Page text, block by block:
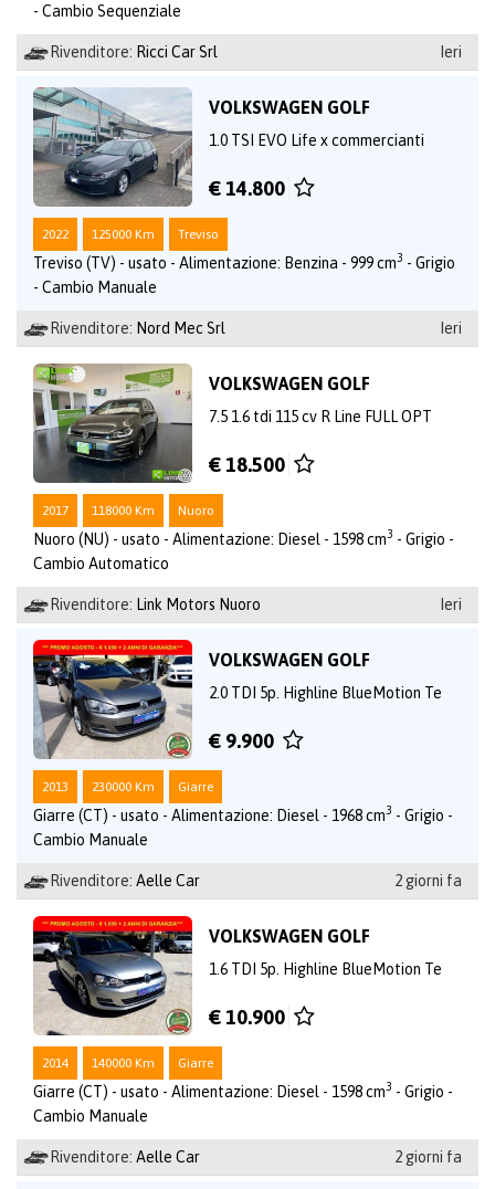
- Cambio Sequenziale
Rivenditore: Ricci Car Srl Ieri
VOLKSWAGEN GOLF
1.0 TSI EVO Life x commercianti
€ 14.800
2022 125000 Km Treviso
Treviso (TV) - usato - Alimentazione: Benzina - 999 cm3 - Grigio
- Cambio Manuale
Rivenditore: Nord Mec Srl Ieri
VOLKSWAGEN GOLF
7.5 1.6 tdi 115 cv R Line FULL OPT
€ 18.500
2017 118000 Km Nuoro
Nuoro (NU) - usato - Alimentazione: Diesel - 1598 cm3 - Grigio -
Cambio Automatico
Rivenditore: Link Motors Nuoro Ieri
VOLKSWAGEN GOLF
2.0 TDI 5p. Highline BlueMotion Te
€ 9.900
2013 230000 Km Giarre
Giarre (CT) - usato - Alimentazione: Diesel - 1968 cm3 - Grigio -
Cambio Manuale
Rivenditore: Aelle Car 2 giorni fa
VOLKSWAGEN GOLF
1.6 TDI 5p. Highline BlueMotion Te
€ 10.900
2014 140000 Km Giarre
Giarre (CT) - usato - Alimentazione: Diesel - 1598 cm3 - Grigio -
Cambio Manuale
Rivenditore: Aelle Car 2 giorni fa